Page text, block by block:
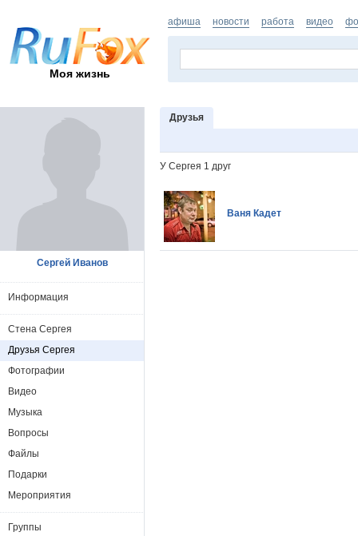
Моя жизнь
афиша новости работа видео
Друзья
У Сергея 1 друг
Ваня Кадет
Сергей Иванов
Информация
Стена Сергея
Друзья Сергея
Фотографии
Видео
Музыка
Вопросы
Файлы
Подарки
Мероприятия
Группы